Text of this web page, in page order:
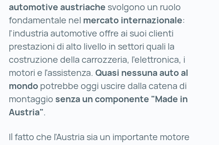
automotive austriache svolgono un ruolo
fondamentale nel mercato internazionale:
l'industria automotive offre ai suoi clienti
prestazioni di alto livello in settori quali la
costruzione della carrozzeria, l'elettronica, i
motori e l'assistenza. Quasi nessuna auto al
mondo potrebbe oggi uscire dalla catena di
montaggio senza un componente "Made in
Austria".
Il fatto che l'Austria sia un importante motore